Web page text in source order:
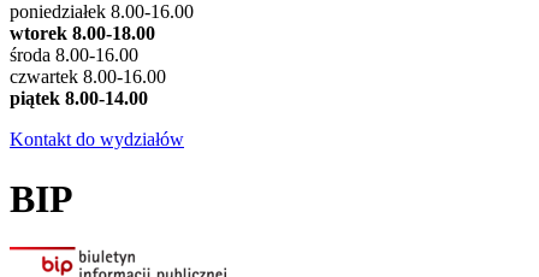
poniedziałek 8.00-16.00
wtorek 8.00-18.00
środa 8.00-16.00
czwartek 8.00-16.00
piątek 8.00-14.00
Kontakt do wydziałów
BIP